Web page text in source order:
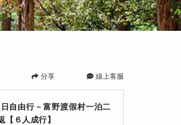
分享 線上客服
自由行－富野渡假村一泊二
【６人成行】